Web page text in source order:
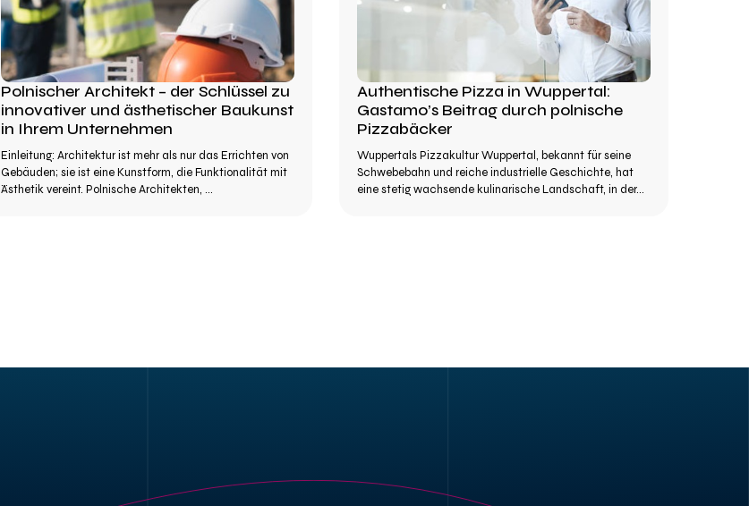
Polnischer Architekt – der Schlüssel zu
innovativer und ästhetischer Baukunst
in Ihrem Unternehmen
Einleitung: Architektur ist mehr als nur das Errichten von
Gebäuden; sie ist eine Kunstform, die Funktionalität mit
Ästhetik vereint. Polnische Architekten, ...
Authentische Pizza in Wuppertal:
Gastamo’s Beitrag durch polnische
Pizzabäcker
Wuppertals Pizzakultur Wuppertal, bekannt für seine
Schwebebahn und reiche industrielle Geschichte, hat
eine stetig wachsende kulinarische Landschaft, in der...